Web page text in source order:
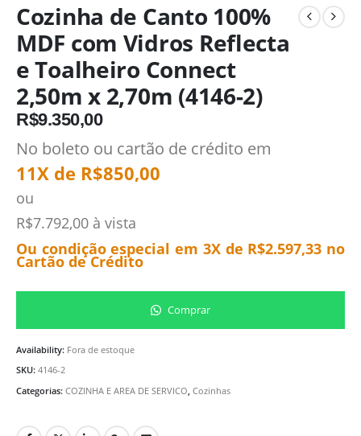
Cozinha de Canto 100%
MDF com Vidros Reflecta
e Toalheiro Connect
2,50m x 2,70m (4146-2)
R$9.350,00
No boleto ou cartão de crédito em
11X de R$850,00
ou
R$7.792,00 à vista
Ou condição especial em 3X de R$2.597,33 no
Cartão de Crédito
Comprar
Availability: Fora de estoque
SKU: 4146-2
Categorias: COZINHA E AREA DE SERVICO, Cozinhas